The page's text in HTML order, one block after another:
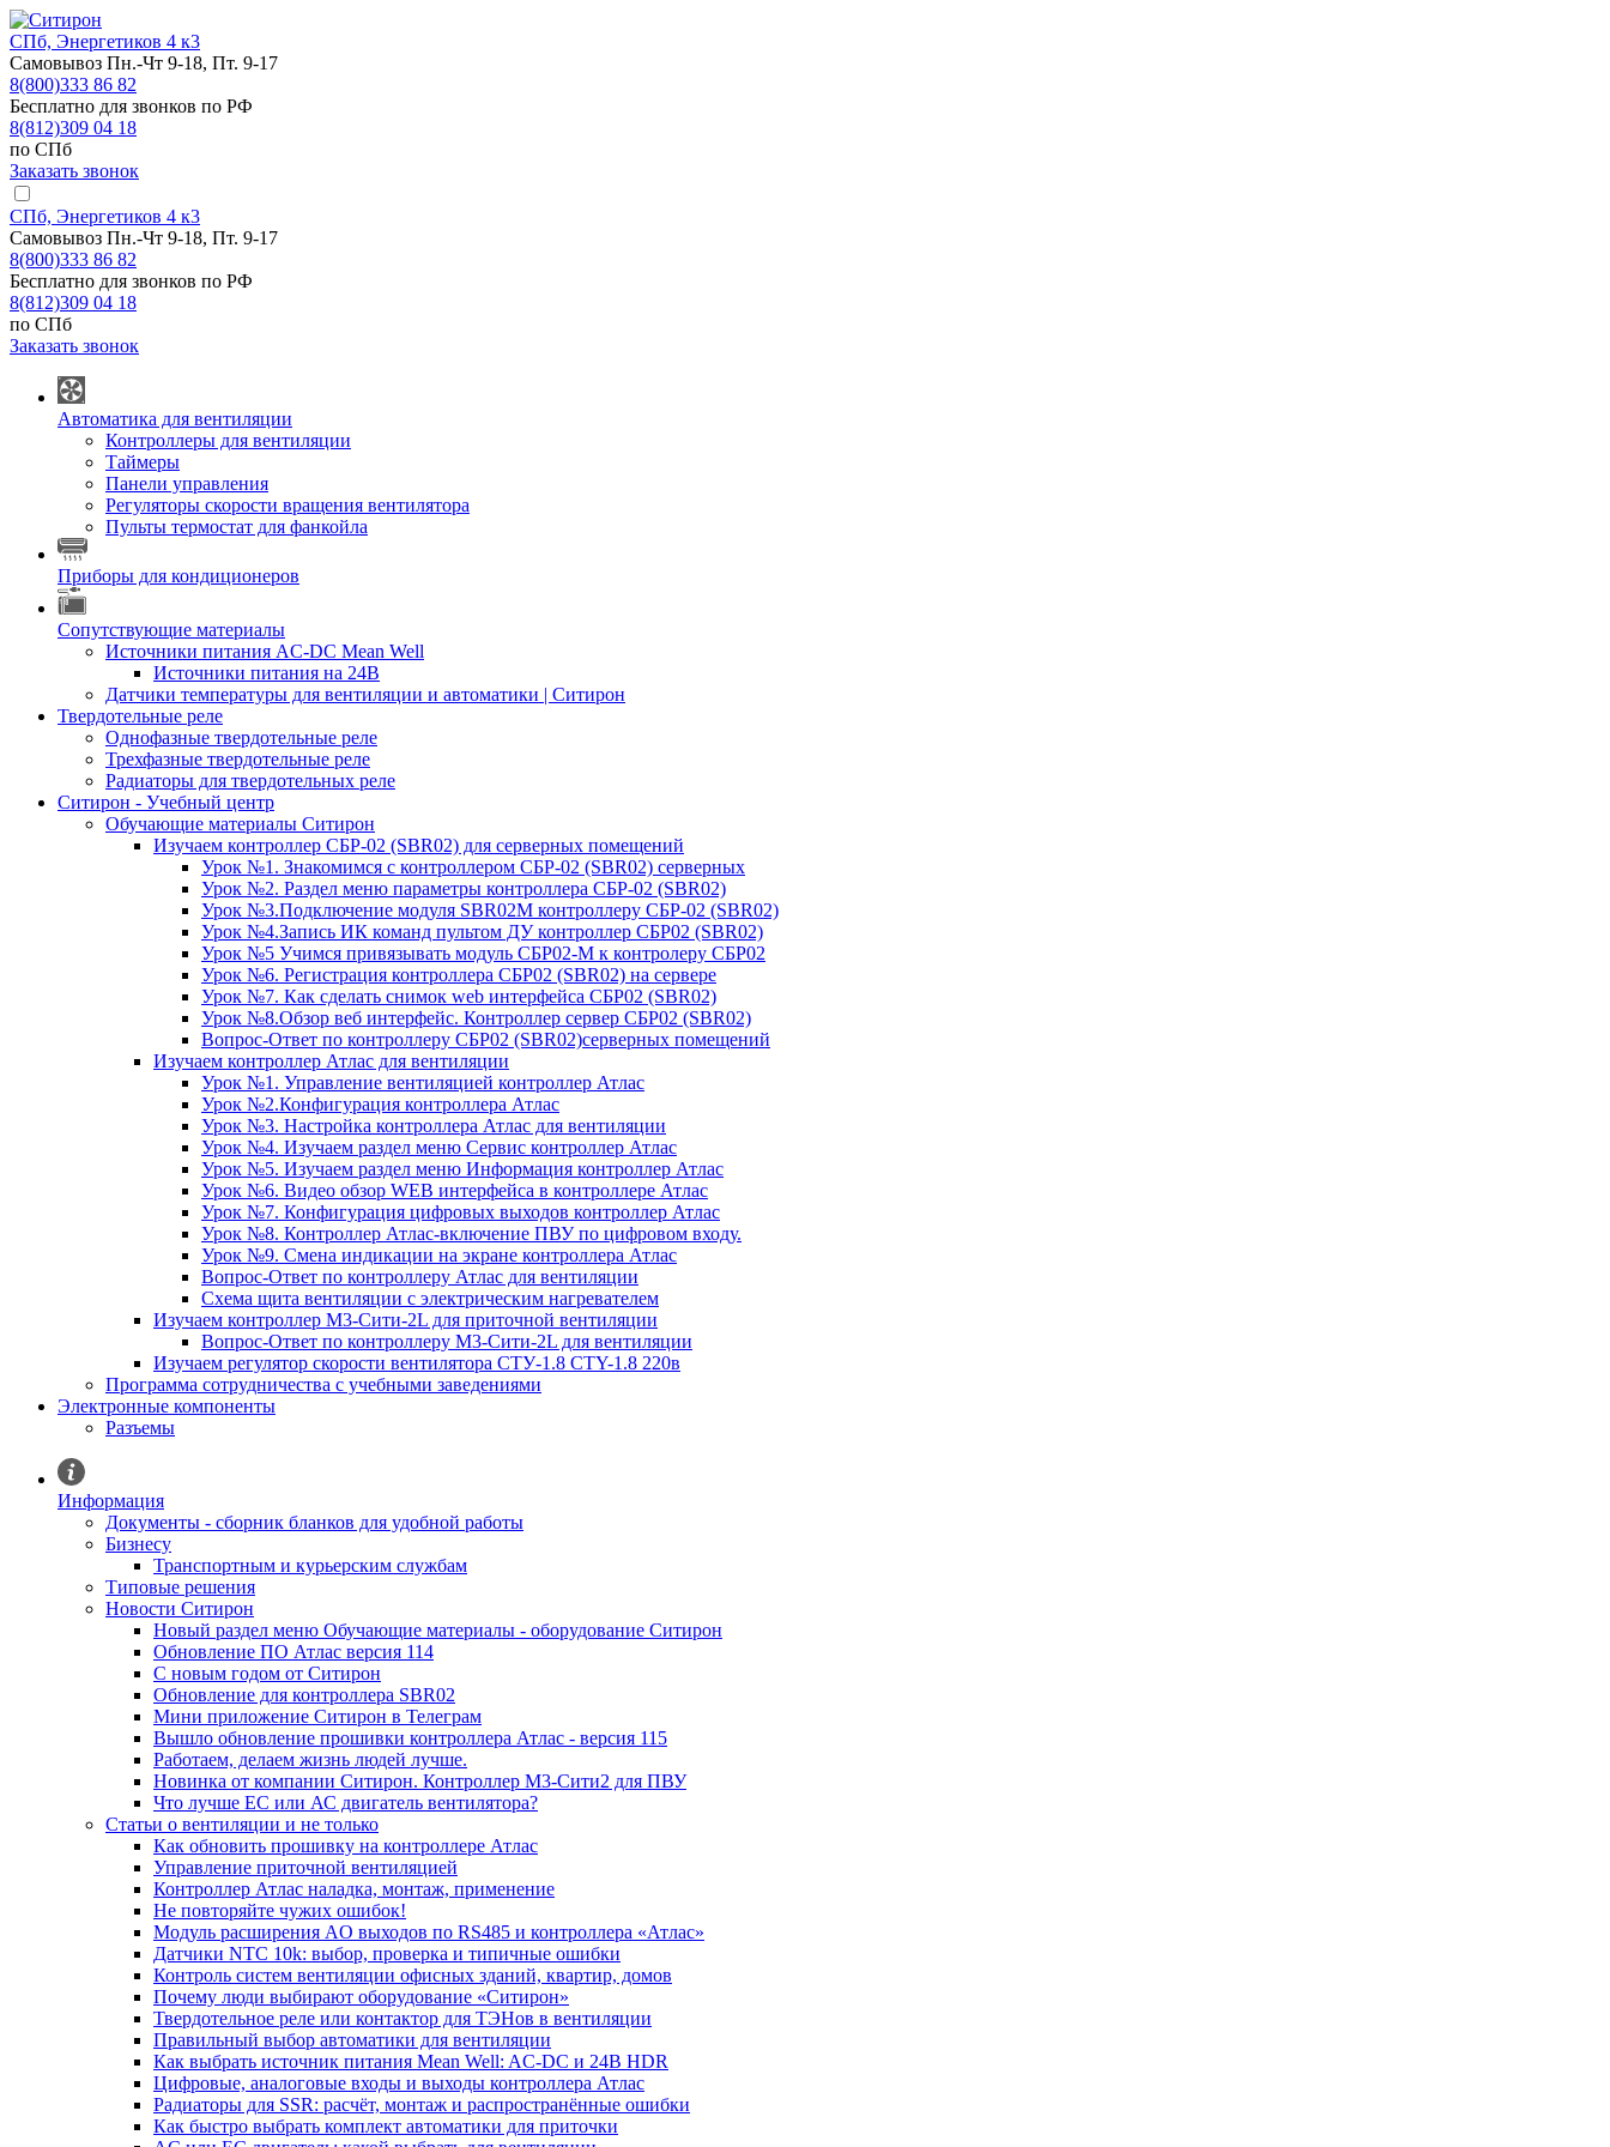
СПб, Энергетиков 4 к3
Самовывоз Пн.-Чт 9-18, Пт. 9-17
8(800)333 86 82
Бесплатно для звонков по РФ
8(812)309 04 18
по СПб
Заказать звонок
СПб, Энергетиков 4 к3
Самовывоз Пн.-Чт 9-18, Пт. 9-17
8(800)333 86 82
Бесплатно для звонков по РФ
8(812)309 04 18
по СПб
Заказать звонок
Автоматика для вентиляции
Контроллеры для вентиляции
Таймеры
Панели управления
Регуляторы скорости вращения вентилятора
Пульты термостат для фанкойла
Приборы для кондиционеров
Сопутствующие материалы
Источники питания AC-DC Mean Well
Источники питания на 24В
Датчики температуры для вентиляции и автоматики | Ситирон
Твердотельные реле
Однофазные твердотельные реле
Трехфазные твердотельные реле
Радиаторы для твердотельных реле
Ситирон - Учебный центр
Обучающие материалы Ситирон
Изучаем контроллер СБР-02 (SBR02) для серверных помещений
Урок №1. Знакомимся с контроллером СБР-02 (SBR02) серверных
Урок №2. Раздел меню параметры контроллера СБР-02 (SBR02)
Урок №3.Подключение модуля SBR02M контроллеру СБР-02 (SBR02)
Урок №4.Запись ИК команд пультом ДУ контроллер СБР02 (SBR02)
Урок №5 Учимся привязывать модуль СБР02-М к контролеру СБР02
Урок №6. Регистрация контроллера СБР02 (SBR02) на сервере
Урок №7. Как сделать снимок web интерфейса СБР02 (SBR02)
Урок №8.Обзор веб интерфейс. Контроллер сервер СБР02 (SBR02)
Вопрос-Ответ по контроллеру СБР02 (SBR02)серверных помещений
Изучаем контроллер Атлас для вентиляции
Урок №1. Управление вентиляцией контроллер Атлас
Урок №2.Конфигурация контроллера Атлас
Урок №3. Настройка контроллера Атлас для вентиляции
Урок №4. Изучаем раздел меню Сервис контроллер Атлас
Урок №5. Изучаем раздел меню Информация контроллер Атлас
Урок №6. Видео обзор WEB интерфейса в контроллере Атлас
Урок №7. Конфигурация цифровых выходов контроллер Атлас
Урок №8. Контроллер Атлас-включение ПВУ по цифровом входу.
Урок №9. Смена индикации на экране контроллера Атлас
Вопрос-Ответ по контроллеру Атлас для вентиляции
Схема щита вентиляции с электрическим нагревателем
Изучаем контроллер М3-Сити-2L для приточной вентиляции
Вопрос-Ответ по контроллеру М3-Сити-2L для вентиляции
Изучаем регулятор скорости вентилятора СТУ-1.8 CTY-1.8 220в
Программа сотрудничества с учебными заведениями
Электронные компоненты
Разъемы
Информация
Документы - сборник бланков для удобной работы
Бизнесу
Транспортным и курьерским службам
Типовые решения
Новости Ситирон
Новый раздел меню Обучающие материалы - оборудование Ситирон
Обновление ПО Атлас версия 114
С новым годом от Ситирон
Обновление для контроллера SBR02
Мини приложение Ситирон в Телеграм
Вышло обновление прошивки контроллера Атлас - версия 115
Работаем, делаем жизнь людей лучше.
Новинка от компании Ситирон. Контроллер М3-Сити2 для ПВУ
Что лучше ЕС или АС двигатель вентилятора?
Статьи о вентиляции и не только
Как обновить прошивку на контроллере Атлас
Управление приточной вентиляцией
Контроллер Атлас наладка, монтаж, применение
Не повторяйте чужих ошибок!
Модуль расширения AO выходов по RS485 и контроллера «Атлас»
Датчики NTC 10k: выбор, проверка и типичные ошибки
Контроль систем вентиляции офисных зданий, квартир, домов
Почему люди выбирают оборудование «Ситирон»
Твердотельное реле или контактор для ТЭНов в вентиляции
Правильный выбор автоматики для вентиляции
Как выбрать источник питания Mean Well: AC-DC и 24В HDR
Цифровые, аналоговые входы и выходы контроллера Атлас
Радиаторы для SSR: расчёт, монтаж и распространённые ошибки
Как быстро выбрать комплект автоматики для приточки